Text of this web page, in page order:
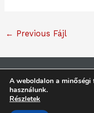
← Previous Fájl
Copyright © 2026
A weboldalon a minőségi
használunk.
Részletek